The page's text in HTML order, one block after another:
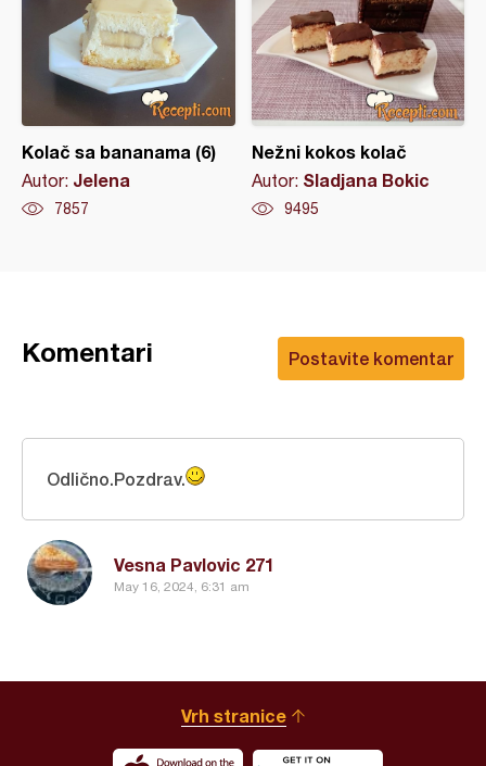
Kolač sa bananama (6)
Autor: Jelena
7857
Nežni kokos kolač
Autor: Sladjana Bokic
9495
Postavite komentar
Komentari
Vesna Pavlovic 271
May 16, 2024, 6:31 am
Odlično.Pozdrav.
Vrh stranice